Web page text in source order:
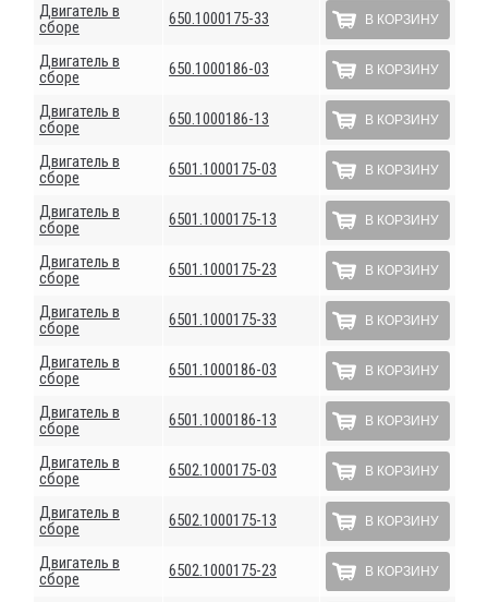
Двигатель в
сборе
650.1000175-33 В КОРЗИНУ
Двигатель в
сборе
650.1000186-03 В КОРЗИНУ
Двигатель в
сборе
650.1000186-13 В КОРЗИНУ
Двигатель в
сборе
6501.1000175-03 В КОРЗИНУ
Двигатель в
сборе
6501.1000175-13 В КОРЗИНУ
Двигатель в
сборе
6501.1000175-23 В КОРЗИНУ
Двигатель в
сборе
6501.1000175-33 В КОРЗИНУ
Двигатель в
сборе
6501.1000186-03 В КОРЗИНУ
Двигатель в
сборе
6501.1000186-13 В КОРЗИНУ
Двигатель в
сборе
6502.1000175-03 В КОРЗИНУ
Двигатель в
сборе
6502.1000175-13 В КОРЗИНУ
Двигатель в
сборе
6502.1000175-23 В КОРЗИНУ